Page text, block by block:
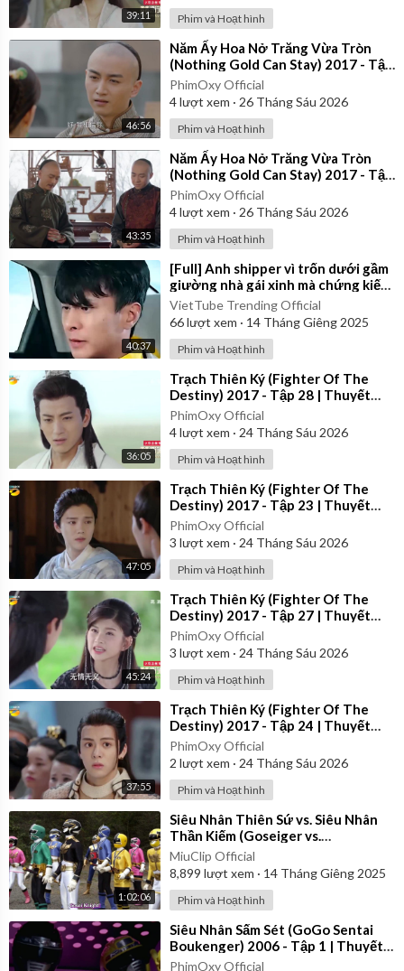
39:11 Phim và Hoạt hình
46:56
⁣Năm Ấy Hoa Nở Trăng Vừa Tròn
(Nothing Gold Can Stay) 2017 - Tập
37 | Thuyết Minh
PhimOxy Official
4lượt xem · 26 Tháng Sáu 2026
Phim và Hoạt hình
43:35
⁣Năm Ấy Hoa Nở Trăng Vừa Tròn
(Nothing Gold Can Stay) 2017 - Tập
26 | Thuyết Minh
PhimOxy Official
4lượt xem · 26 Tháng Sáu 2026
Phim và Hoạt hình
40:37
⁣[Full] Anh shipper vì trốn dưới gầm
giường nhà gái xinh mà chứng kiến
một chuyện chấn động
VietTube Trending Official
66lượt xem · 14 Tháng Giêng 2025
Phim và Hoạt hình
36:05
⁣Trạch Thiên Ký (Fighter Of The
Destiny) 2017 - Tập 28 | Thuyết
Minh
PhimOxy Official
4lượt xem · 24 Tháng Sáu 2026
Phim và Hoạt hình
47:05
⁣Trạch Thiên Ký (Fighter Of The
Destiny) 2017 - Tập 23 | Thuyết
Minh
PhimOxy Official
3 lượt xem · 24 Tháng Sáu 2026
Phim và Hoạt hình
45:24
⁣Trạch Thiên Ký (Fighter Of The
Destiny) 2017 - Tập 27 | Thuyết
Minh
PhimOxy Official
3 lượt xem · 24 Tháng Sáu 2026
Phim và Hoạt hình
37:55
⁣Trạch Thiên Ký (Fighter Of The
Destiny) 2017 - Tập 24 | Thuyết
Minh
PhimOxy Official
2 lượt xem · 24 Tháng Sáu 2026
Phim và Hoạt hình
1:02:06
⁣Siêu Nhân Thiên Sứ vs. Siêu Nhân
Thần Kiếm (Goseiger vs.
Shinkenger) | Vietsub
MiuClip Official
8,899 lượt xem · 14 Tháng Giêng 2025
Phim và Hoạt hình
⁣Siêu Nhân Sấm Sét (GoGo Sentai
Boukenger) 2006 - Tập 1 | Thuyết
Minh
PhimOxy Official